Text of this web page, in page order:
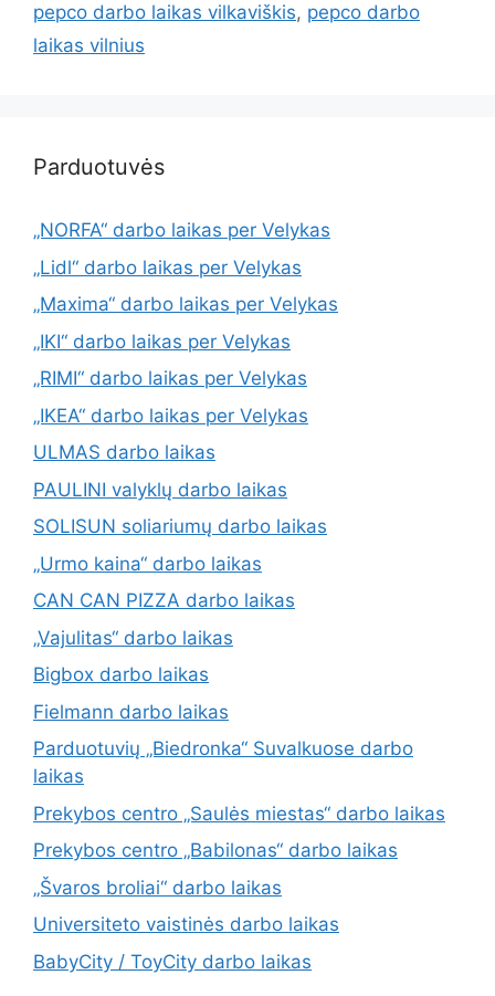
pepco darbo laikas vilkaviškis, pepco darbo
laikas vilnius
Parduotuvės
„NORFA“ darbo laikas per Velykas
„Lidl“ darbo laikas per Velykas
„Maxima“ darbo laikas per Velykas
„IKI“ darbo laikas per Velykas
„RIMI“ darbo laikas per Velykas
„IKEA“ darbo laikas per Velykas
ULMAS darbo laikas
PAULINI valyklų darbo laikas
SOLISUN soliariumų darbo laikas
„Urmo kaina“ darbo laikas
CAN CAN PIZZA darbo laikas
„Vajulitas“ darbo laikas
Bigbox darbo laikas
Fielmann darbo laikas
Parduotuvių „Biedronka“ Suvalkuose darbo
laikas
Prekybos centro „Saulės miestas“ darbo laikas
Prekybos centro „Babilonas“ darbo laikas
„Švaros broliai“ darbo laikas
Universiteto vaistinės darbo laikas
BabyCity / ToyCity darbo laikas